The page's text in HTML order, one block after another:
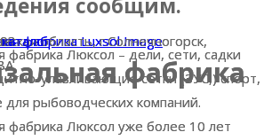
сообщим.
фабрика
область, г.Солнечногорск,
фабрика Люксол – дели, сети, садки
улавливающие сетки (ЗУС,) спорт,
рыбоводческих компаний.
фабрика Люксол уже более 10 лет
фабрика
область, г.Солнечногорск,
фабрика Люксол – дели, сети, садки
улавливающие сетки (ЗУС,) спорт,
рыбоводческих компаний.
фабрика Люксол уже более 10 лет
Expo